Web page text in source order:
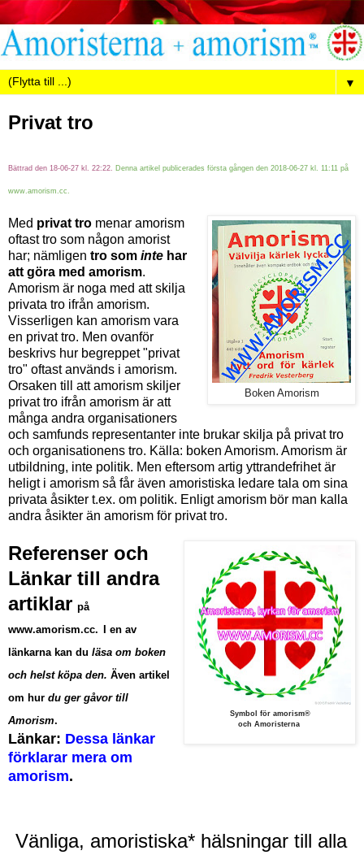
▼
Privat tro
Bättrad den 18-06-27 kl. 22:22. Denna artikel publicerades första gången den 2018-06-27 kl. 11:11 på
www.amorism.cc.
Boken Amorism
Med privat tro menar amorism
oftast tro som någon amorist
har; nämligen tro som inte har
att göra med amorism.
Amorism är noga med att skilja
privata tro ifrån amorism.
Visserligen kan amorism vara
en privat tro. Men ovanför
beskrivs hur begreppet "privat
tro" oftast används i amorism.
Orsaken till att amorism skiljer
privat tro ifrån amorism är att
många andra organisationers
och samfunds representanter inte brukar skilja på privat tro
och organisationens tro. Källa: boken Amorism. Amorism är
utbildning, inte politik. Men eftersom artig yttrandefrihet är
heligt i amorism så får även amoristiska ledare tala om sina
privata åsikter t.ex. om politik. Enligt amorism bör man kalla
andra åsikter än amorism för privat tro.
Symbol för amorism®
och Amoristerna
Referenser och
Länkar till andra
artiklar på
www.amorism.cc. I en av
länkarna kan du läsa om boken
och helst köpa den. Även artikel
om hur du ger gåvor till
Amorism.
Länkar: Dessa länkar
förklarar mera om
amorism.
Vänliga, amoristiska* hälsningar till alla